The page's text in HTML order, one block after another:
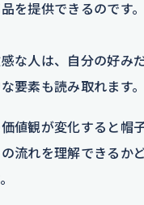
を提供できるのです。
な人は、自分の好み
要素も読み取れます。
値観が変化すると帽
流れを理解できるか